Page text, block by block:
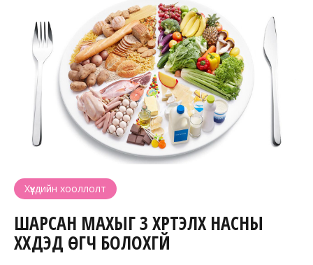
Хүүхдийн хооллолт
ШАРСАН МАХЫГ 3 ХҮРТЭЛХ НАСНЫ
ХҮҮХДЭД ӨГЧ БОЛОХГҮЙ